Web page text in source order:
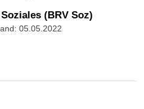
(BRV Soz)
05.05.2022